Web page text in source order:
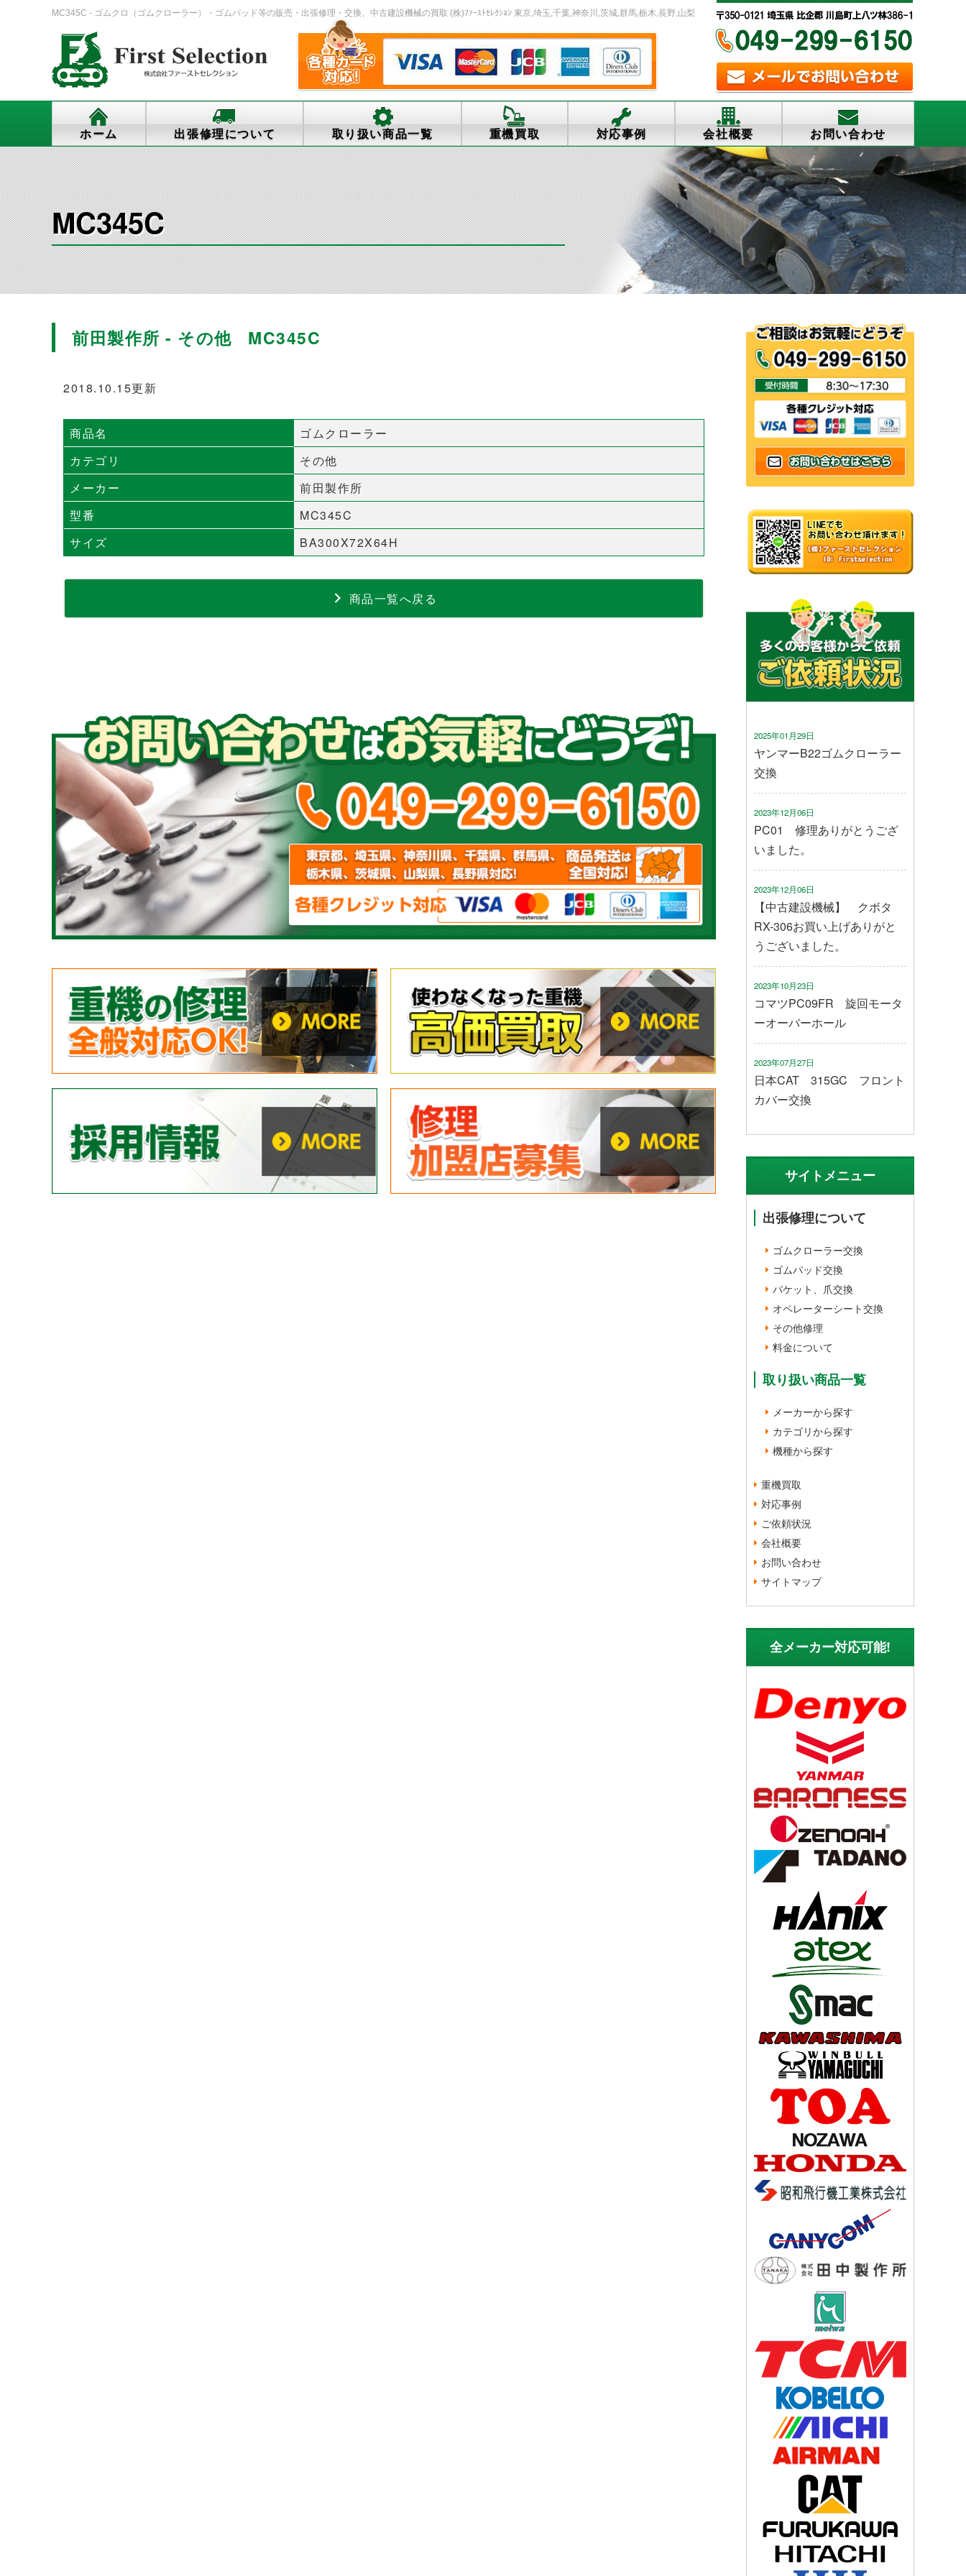
MC345C - ゴムクロ（ゴムクローラー）・ゴムパッド等の販売・出張修理・交換、中古建設機械の買取 (株)ﾌｧｰｽﾄｾﾚｸｼｮﾝ 東京,埼玉,千葉,神奈川,茨城,群馬,栃木,長野,山梨
ホーム 出張修理について 取り扱い商品一覧 重機買取 対応事例 会社概要 お問い合わせ
MC345C
前田製作所 - その他 MC345C
2018.10.15更新
商品名
ゴムクローラー
カテゴリ
その他
メーカー
前田製作所
型番
MC345C
サイズ
BA300X72X64H
商品一覧へ戻る
2025年01月29日
ヤンマーB22ゴムクローラー
交換
2023年12月06日
PC01 修理ありがとうござ
いました。
2023年12月06日
【中古建設機械】 クボタ
RX-306お買い上げありがと
うございました。
2023年10月23日
コマツPC09FR 旋回モータ
ーオーバーホール
2023年07月27日
日本CAT 315GC フロント
カバー交換
サイトメニュー
出張修理について
ゴムクローラー交換
ゴムパッド交換
バケット、爪交換
オペレーターシート交換
その他修理
料金について
取り扱い商品一覧
メーカーから探す
カテゴリから探す
機種から探す
重機買取
対応事例
ご依頼状況
会社概要
お問い合わせ
サイトマップ
全メーカー対応可能!